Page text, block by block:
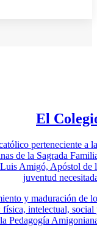
El
perteneciente a
de la Sagrada
Amigó, Apóstol de
juventud
y maduración de
física, intelectual, social
Pedagogía